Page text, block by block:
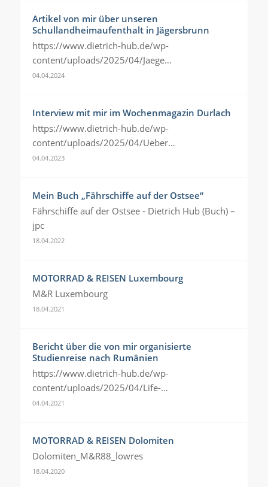
Artikel von mir über unseren
Schullandheimaufenthalt in Jägersbrunn
https://www.dietrich-hub.de/wp-
content/uploads/2025/04/Jaege…
04.04.2024
Interview mit mir im Wochenmagazin Durlach
https://www.dietrich-hub.de/wp-
content/uploads/2025/04/Ueber…
04.04.2023
Mein Buch „Fährschiffe auf der Ostsee“
Fährschiffe auf der Ostsee - Dietrich Hub (Buch) –
jpc
18.04.2022
MOTORRAD & REISEN Luxembourg
M&R Luxembourg
18.04.2021
Bericht über die von mir organisierte
Studienreise nach Rumänien
https://www.dietrich-hub.de/wp-
content/uploads/2025/04/Life-…
04.04.2021
MOTORRAD & REISEN Dolomiten
Dolomiten_M&R88_lowres
18.04.2020